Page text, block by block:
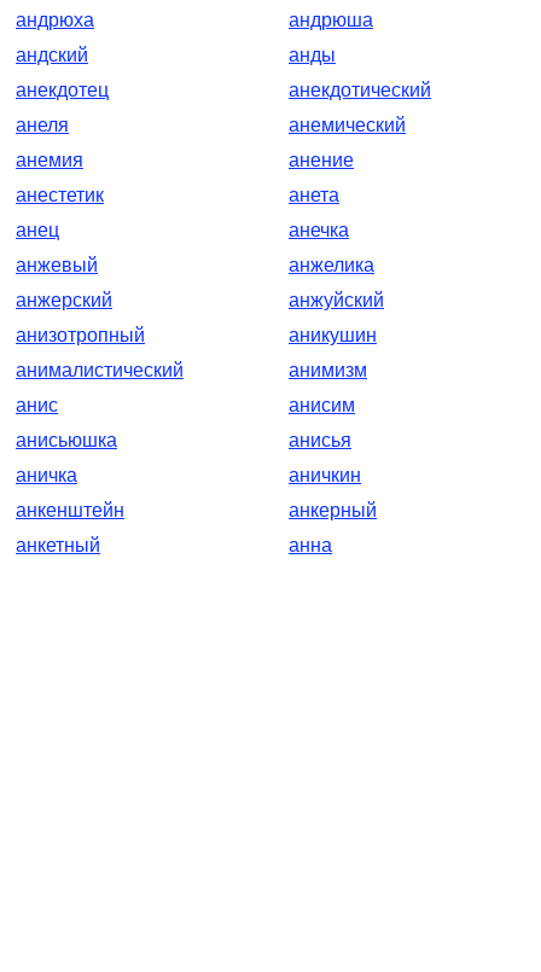
андрюха
андрюша
андский
анды
анекдотец
анекдотический
анеля
анемический
анемия
анение
анестетик
анета
анец
анечка
анжевый
анжелика
анжерский
анжуйский
анизотропный
аникушин
анималистический
анимизм
анис
анисим
анисьюшка
анисья
аничка
аничкин
анкенштейн
анкерный
анкетный
анна